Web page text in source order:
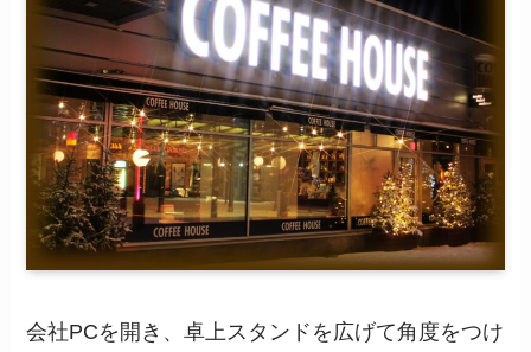
会社PCを開き、卓上スタンドを広げて角度をつけ